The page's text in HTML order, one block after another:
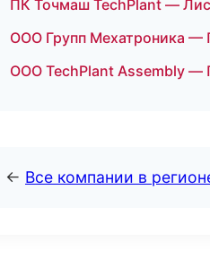
ПК Точмаш TechPlant —
ООО Групп Мехатроника —
ООО TechPlant Assembly —
← Все компании в